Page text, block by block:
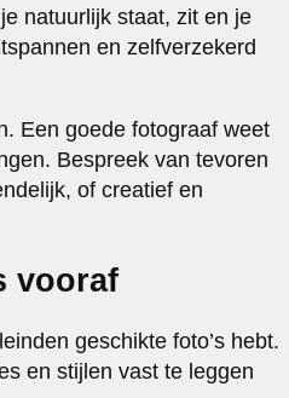
natuurlijk staat, zit en je
en zelfverzekerd
Een goede fotograaf weet
Bespreek van tevoren
of creatief en
vooraf
geschikte foto’s hebt.
en stijlen vast te leggen